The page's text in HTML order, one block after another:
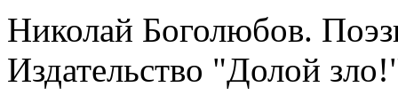
Николай Боголюбов.
Издательство "Долой